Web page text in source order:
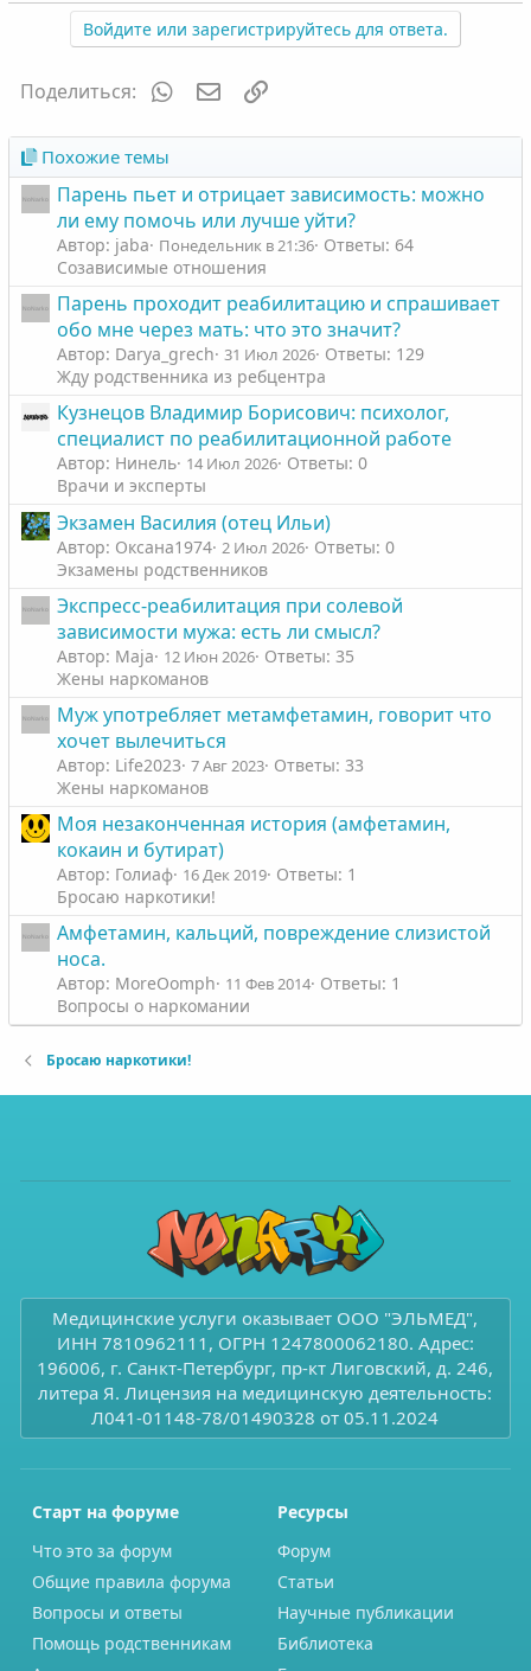
Войдите или зарегистрируйтесь для ответа.
Поделиться: WhatsAppЭлектронная почта
Похожие темы
Парень пьет и отрицает зависимость: можно
ли ему помочь или лучше уйти?
Автор: jaba Понедельник в 21:36 Ответы: 64
Созависимые отношения
Парень проходит реабилитацию и спрашивает
обо мне через мать: что это значит?
Автор: Darya_grech 31 Июл 2026 Ответы: 129
Жду родственника из ребцентра
Кузнецов Владимир Борисович: психолог,
специалист по реабилитационной работе
Автор: Нинель 14 Июл 2026 Ответы: 0
Врачи и эксперты
Экзамен Василия (отец Ильи)
Автор: Оксана1974 2 Июл 2026 Ответы: 0
Экзамены родственников
Экспресс-реабилитация при солевой
зависимости мужа: есть ли смысл?
Автор: Maja 12 Июн 2026 Ответы: 35
Жены наркоманов
Муж употребляет метамфетамин, говорит что
хочет вылечиться
Автор: Life2023 7 Авг 2023 Ответы: 33
Жены наркоманов
Моя незаконченная история (амфетамин,
кокаин и бутират)
Автор: Голиаф 16 Дек 2019 Ответы: 1
Бросаю наркотики!
Амфетамин, кальций, повреждение слизистой
носа.
Автор: MoreOomph 11 Фев 2014 Ответы: 1
Вопросы о наркомании
Бросаю наркотики!
Медицинские услуги оказывает ООО "ЭЛЬМЕД",
ИНН 7810962111, ОГРН 1247800062180. Адрес:
196006, г. Санкт-Петербург, пр-кт Лиговский, д. 246,
литера Я. Лицензия на медицинскую деятельность:
Л041-01148-78/01490328 от 05.11.2024
Старт на форуме
Что это за форум
Общие правила форума
Вопросы и ответы
Помощь родственникам
Ресурсы
Форум
Статьи
Научные публикации
Библиотека